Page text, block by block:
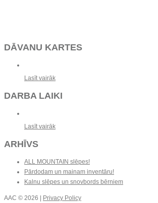
DĀVANU KARTES
Lasīt vairāk
DARBA LAIKI
Lasīt vairāk
ARHĪVS
ALL MOUNTAIN slēpes!
Pārdodam un mainam inventāru!
Kalnu slēpes un snovbords bērniem
AAC © 2026 | Privacy Policy